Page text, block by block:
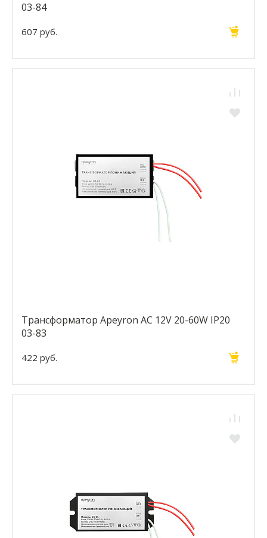
03-84
607 руб.
Трансформатор Apeyron AC 12V 20-60W IP20
03-83
422 руб.